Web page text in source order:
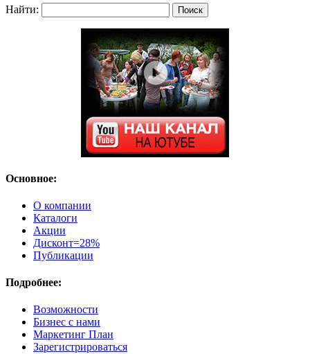
Найти:
Основное:
О компании
Каталоги
Акции
Дисконт=28%
Публикации
Подробнее:
Возможности
Бизнес с нами
Маркетинг План
Зарегистрироваться